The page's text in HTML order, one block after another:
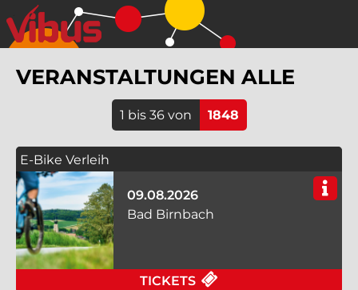
Springe
zum
Hauptinhalt
VERANSTALTUNGEN ALLE
1 bis 36 von 1848
E-Bike Verleih
09.08.2026
Bad Birnbach
TICKETS